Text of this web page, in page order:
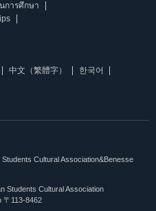
การศึกษา
中文（繁體字）
한국어
Cultural Association&Benesse
Cultural Association
〒113-8462